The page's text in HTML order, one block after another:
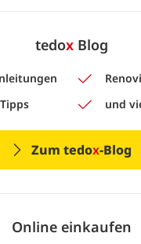
tedoxBlog
und
Zum tedox-Blog
Online einkaufen